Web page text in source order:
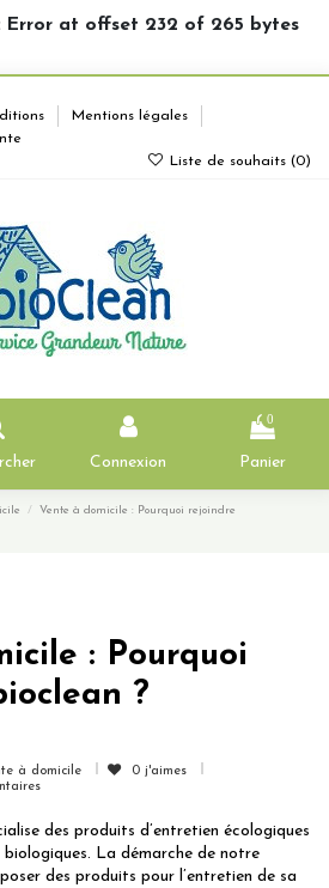
Error at offset 232 of 265 bytes
Mentions légales
Liste de souhaits (0)
Connexion
0
Panier
Vente à domicile : Pourquoi rejoindre
: Pourquoi
?
à domicile 0 j'aimes
des produits d’entretien écologiques
biologiques. La démarche de notre
des produits pour l’entretien de sa